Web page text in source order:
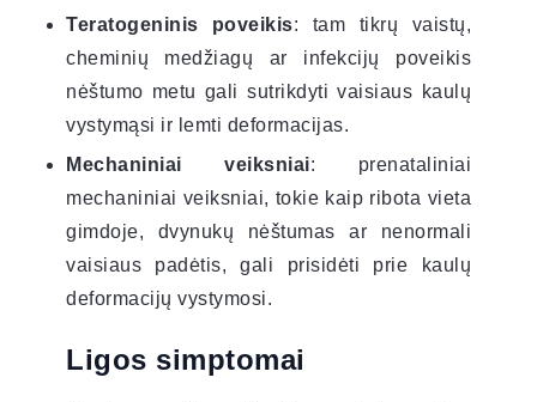
Teratogeninis poveikis: tam tikrų vaistų,
cheminių medžiagų ar infekcijų poveikis
nėštumo metu gali sutrikdyti vaisiaus kaulų
vystymąsi ir lemti deformacijas.
Mechaniniai veiksniai: prenataliniai
mechaniniai veiksniai, tokie kaip ribota vieta
gimdoje, dvynukų nėštumas ar nenormali
vaisiaus padėtis, gali prisidėti prie kaulų
deformacijų vystymosi.
Ligos simptomai